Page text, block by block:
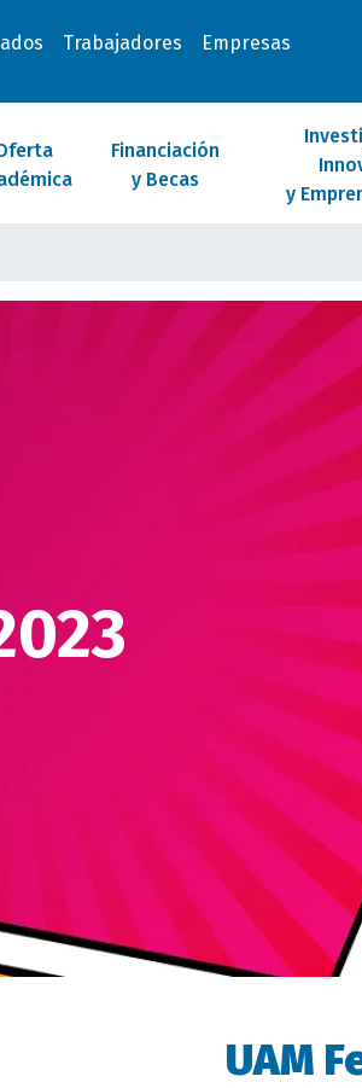
Trabajadores Empresas
Financiación
y Becas
y
UAM